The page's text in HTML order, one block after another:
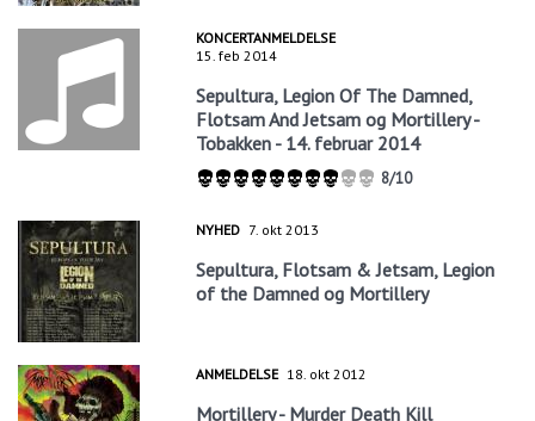
KONCERTANMELDELSE
15. feb 2014
Sepultura, Legion Of The Damned,
Flotsam And Jetsam og Mortillery -
Tobakken - 14. februar 2014
8/10
NYHED 7. okt 2013
Sepultura, Flotsam & Jetsam, Legion
of the Damned og Mortillery
ANMELDELSE 18. okt 2012
Mortillery - Murder Death Kill